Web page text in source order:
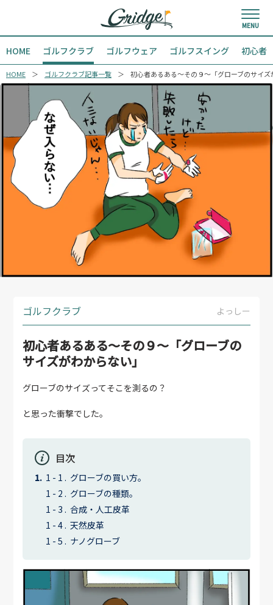
HOME ゴルフクラブ ゴルフウェア ゴルフスイング 初心者
HOME ゴルフクラブ記事一覧 初心者あるある〜その９〜「グローブのサイ
ゴルフクラブ よっしー
初心者あるある〜その９〜「グローブの
サイズがわからない」
グローブのサイズってそこを測るの？
と思った衝撃でした。
目次
グローブの買い方。
グローブの種類。
合成・人工皮革
天然皮革
ナノグローブ